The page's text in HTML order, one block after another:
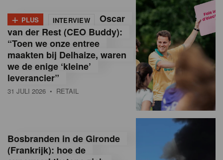
a
M
a
g
a
n
+ PLUS INTERVIEW
Oscar
van der Rest (CEO Buddy):
“Toen we onze entree
maakten bij Delhaize, waren
we de enige ‘kleine’
leverancier”
31 JULI 2026 • RETAIL
Bosbranden in de Gironde
(Frankrijk): hoe de